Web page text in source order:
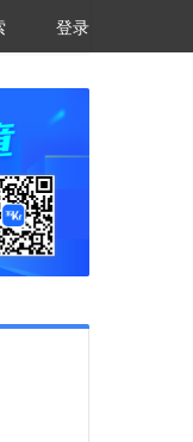
登录